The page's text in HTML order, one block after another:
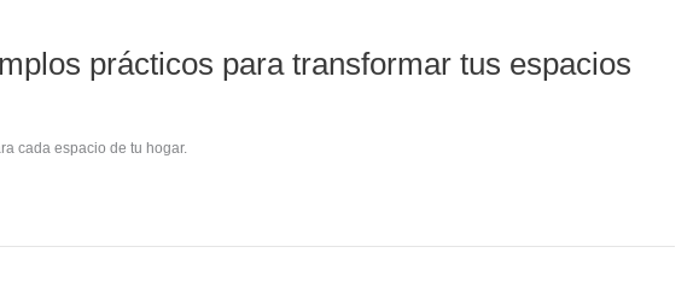
prácticos para transformar tus espacios
cada espacio de tu hogar.